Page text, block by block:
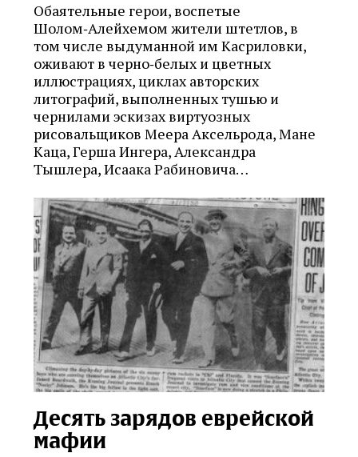
Обаятельные герои, воспетые
Шолом‑Алейхемом жители штетлов, в
том числе выдуманной им Касриловки,
оживают в черно‑белых и цветных
иллюстрациях, циклах авторских
литографий, выполненных тушью и
чернилами эскизах виртуозных
рисовальщиков Меера Аксельрода, Мане
Каца, Герша Ингера, Александра
Тышлера, Исаака Рабиновича…
Десять зарядов еврейской
мафии